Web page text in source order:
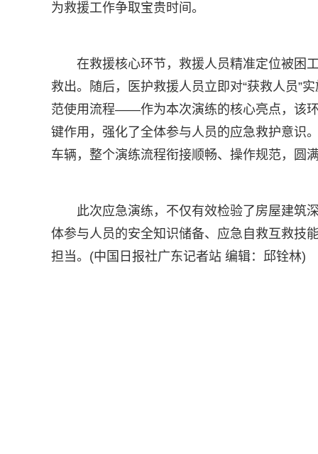
为救援工作争取宝贵时间。
在救援核心环节，救援人员精准定位被困
救出。随后，医护救援人员立即对“获救人员”
范使用流程——作为本次演练的核心亮点，该
键作用，强化了全体参与人员的应急救护意识
车辆，整个演练流程衔接顺畅、操作规范，圆
此次应急演练，不仅有效检验了房屋建筑
体参与人员的安全知识储备、应急自救互救技
担当。(中国日报社广东记者站 编辑：邱铨林)